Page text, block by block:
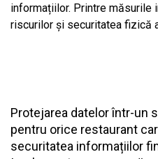
informațiilor. Printre măsurile
riscurilor și securitatea fizică
Protejarea datelor într-un
pentru orice restaurant
securitatea informațiilor